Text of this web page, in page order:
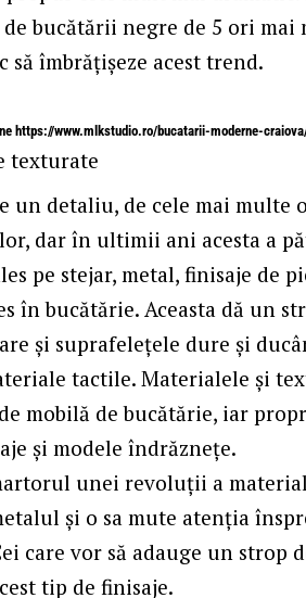
bucătării negre de 5 ori mai
să îmbrățișeze acest trend.
https://www.mlkstudio.ro/bucatarii-moderne-
texturate
un detaliu, de cele mai
dar în ultimii ani acesta a
pe stejar, metal, finisaje de
în bucătărie. Aceasta dă un
și suprafelețele dure și
tactile. Materialele și
mobilă de bucătărie, iar
și modele îndrăznețe.
unei revoluții a
și o sa mute atenția
care vor să adauge un
tip de finisaje.